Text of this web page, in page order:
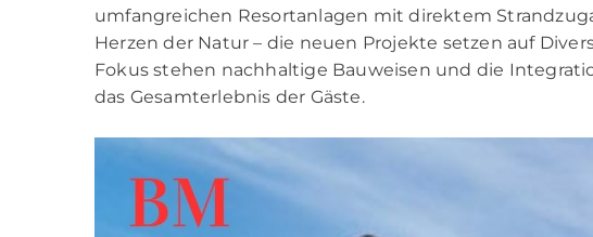
umfangreichen Resortanlagen mit direktem
Herzen der Natur – die neuen Projekte setzen auf
Fokus stehen nachhaltige Bauweisen und die
das Gesamterlebnis der Gäste.